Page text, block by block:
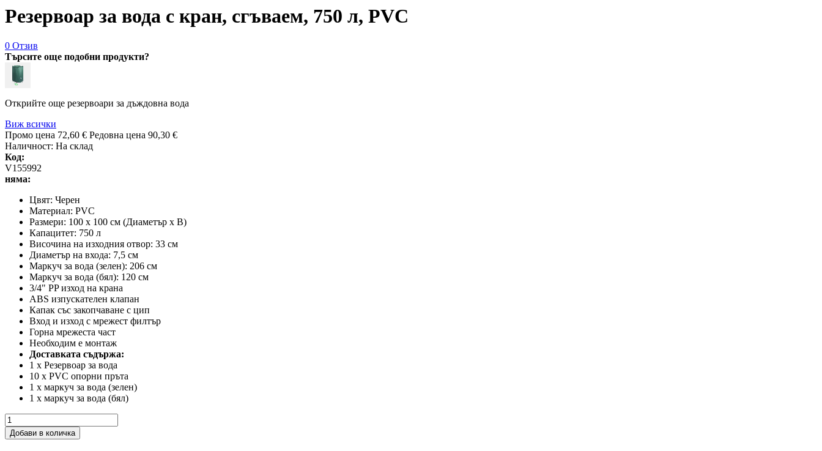
Резервоар за вода с кран, сгъваем, 750 л, PVC
0 Отзив
Търсите още подобни продукти?
Открийте още резервоари за дъждовна вода
Виж всички
Промо цена 72,60 € Редовна цена 90,30 €
Наличност: На склад
Код:
V155992
няма:
Цвят: Черен
Материал: PVC
Размери: 100 х 100 см (Диаметър х В)
Капацитет: 750 л
Височина на изходния отвор: 33 см
Диаметър на входа: 7,5 см
Маркуч за вода (зелен): 206 см
Маркуч за вода (бял): 120 см
3/4" PP изход на крана
ABS изпускателен клапан
Капак със закопчаване с цип
Вход и изход с мрежест филтър
Горна мрежеста част
Необходим е монтаж
Доставката съдържа:
1 x Резервоар за вода
10 x PVC опорни пръта
1 x маркуч за вода (зелен)
1 x маркуч за вода (бял)
Добави в количка